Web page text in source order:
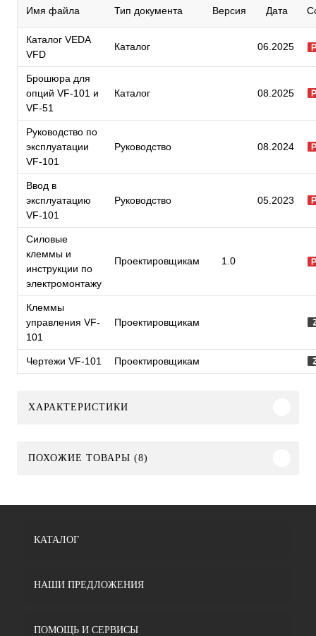
Имя файла Тип документа Версия Дата
Каталог VEDA
VFD
Каталог 06.2025
Брошюра для
опций VF-101 и
VF-51
Каталог 08.2025
Руководство по
эксплуатации
VF-101
Руководство 08.2024
Ввод в
эксплуатацию
VF-101
Руководство 05.2023
Силовые
клеммы и
инструкции по
электромонтажу
Проектировщикам 1.0
Клеммы
управления VF-
101
Проектировщикам
Чертежи VF-101 Проектировщикам
ХАРАКТЕРИСТИКИ
ПОХОЖИЕ ТОВАРЫ (8)
КАТАЛОГ
НАШИ ПРЕДЛОЖЕНИЯ
ПОМОЩЬ И СЕРВИСЫ